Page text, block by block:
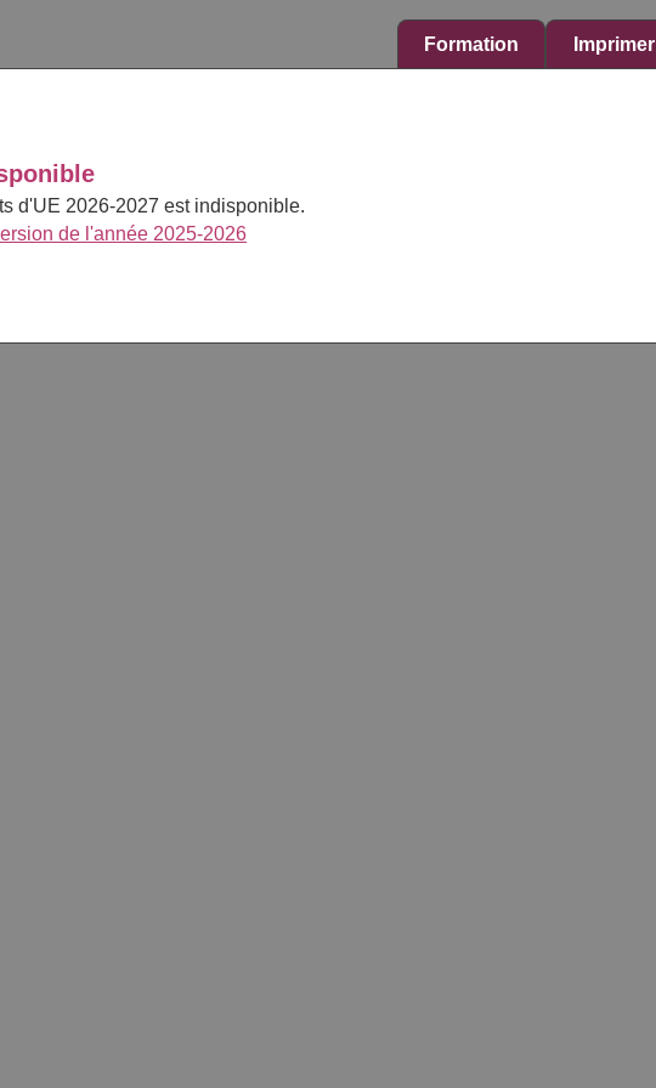
Formation
d'UE 2026-2027 est indisponible.
de l'année 2025-2026